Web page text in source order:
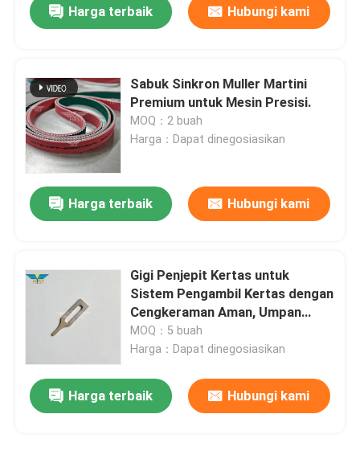
Beranda
Produk
Tentang Kami
Harga terbaik Hubungi kami
Sabuk Sinkron Muller Martini
Premium untuk Mesin Presisi.
MOQ：2 buah
Harga：Dapat dinegosiasikan
Harga terbaik Hubungi kami
Gigi Penjepit Kertas untuk
Sistem Pengambil Kertas dengan
Cengkeraman Aman, Umpan
Stabil, dan Konstruksi Industri
Tahan Lama
MOQ：5 buah
Harga：Dapat dinegosiasikan
Harga terbaik Hubungi kami
Bantalan Pengikut Cam Bahan Baja Abu-abu Gelap untuk Suku Cadang Pengganti Mesin Cetak SM102